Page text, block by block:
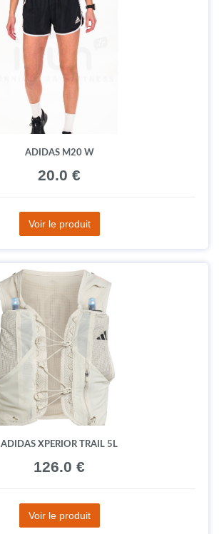
ADIDAS M20 W
20.0 €
Voir le produit
ADIDAS XPERIOR TRAIL 5L
126.0 €
Voir le produit